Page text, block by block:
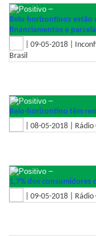
–
Belo-horizontinos estão
financiamentos e
| 09-05-2018 |
Brasil
–
Belo-horizontino têm
| 08-05-2018 | Rádio
–
1,7% dos consumidores
| 09-05-2018 | Rádio